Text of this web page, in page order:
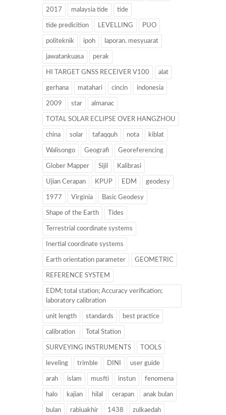
2017 malaysia tide tide
tide predicition LEVELLING PUO
politeknik ipoh laporan. mesyuarat
jawatankuasa perak
HI TARGET GNSS RECEIVER V100 alat
gerhana matahari cincin indonesia
2009 star almanac
TOTAL SOLAR ECLIPSE OVER HANGZHOU
china solar tafaqquh nota kiblat
Walisongo Geografi Georeferencing
Glober Mapper Sijil Kalibrasi
Ujian Cerapan KPUP EDM geodesy
1977 Virginia Basic Geodesy
Shape of the Earth Tides
Terrestrial coordinate systems
Inertial coordinate systems
Earth orientation parameter GEOMETRIC
REFERENCE SYSTEM
EDM; total station; Accuracy verification;
laboratory calibration
unit length standards best practice
calibration Total Station
SURVEYING INSTRUMENTS TOOLS
leveling trimble DINI user guide
arah islam musfti instun fenomena
halo kajian hilal cerapan anak bulan
bulan rabiuakhir 1438 zulkaedah